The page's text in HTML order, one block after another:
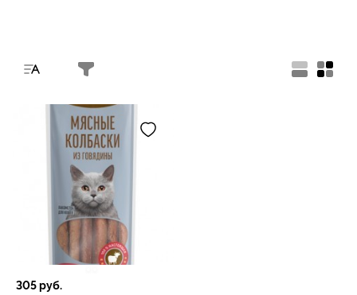
305руб.